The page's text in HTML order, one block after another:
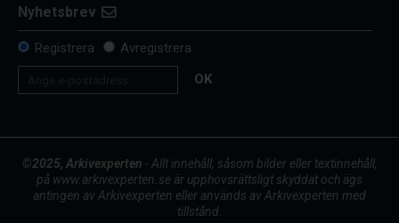
Nyhetsbrev
Registrera
Avregistrera
OK
©2025, Arkivexperten - Allt innehåll, såsom bilder eller textinnehåll,
på www.arkivexperten.se är upphovsrättsligt skyddat och ägs
antingen av Arkivexperten eller används av Arkivexperten med
tillstånd.